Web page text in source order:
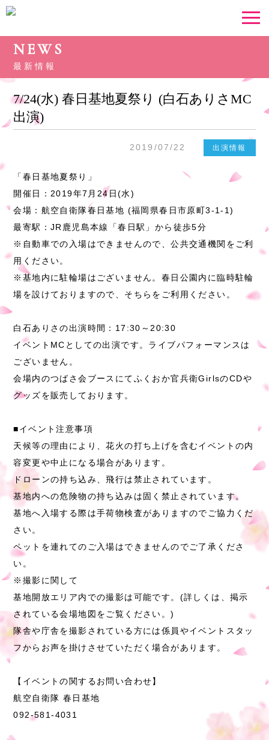
NEWS
最新情報
7/24(水) 春日基地夏祭り (白石ありさMC
出演)
2019/07/22 出演情報
「春日基地夏祭り」
開催日：2019年7月24日(水)
会場：航空自衛隊春日基地 (福岡県春日市原町3-1-1)
最寄駅：JR鹿児島本線「春日駅」から徒歩5分
※自動車での入場はできませんので、公共交通機関をご利
用ください。
※基地内に駐輪場はございません。春日公園内に臨時駐輪
場を設けておりますので、そちらをご利用ください。
白石ありさの出演時間：17:30～20:30
イベントMCとしての出演です。ライブパフォーマンスは
ございません。
会場内のつばさ会ブースにてふくおか官兵衛GirlsのCDや
グッズを販売しております。
■イベント注意事項
天候等の理由により、花火の打ち上げを含むイベントの内
容変更や中止になる場合があります。
ドローンの持ち込み、飛行は禁止されています。
基地内への危険物の持ち込みは固く禁止されています。
基地へ入場する際は手荷物検査がありますのでご協力くだ
さい。
ペットを連れてのご入場はできませんのでご了承くださ
い。
※撮影に関して
基地開放エリア内での撮影は可能です。(詳しくは、掲示
されている会場地図をご覧ください。)
隊舎や庁舎を撮影されている方には係員やイベントスタッ
フからお声を掛けさせていただく場合があります。
【イベントの関するお問い合わせ】
航空自衛隊 春日基地
092-581-4031